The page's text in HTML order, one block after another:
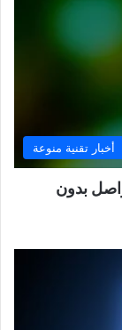
أخبار تقنية منوعة
بدون